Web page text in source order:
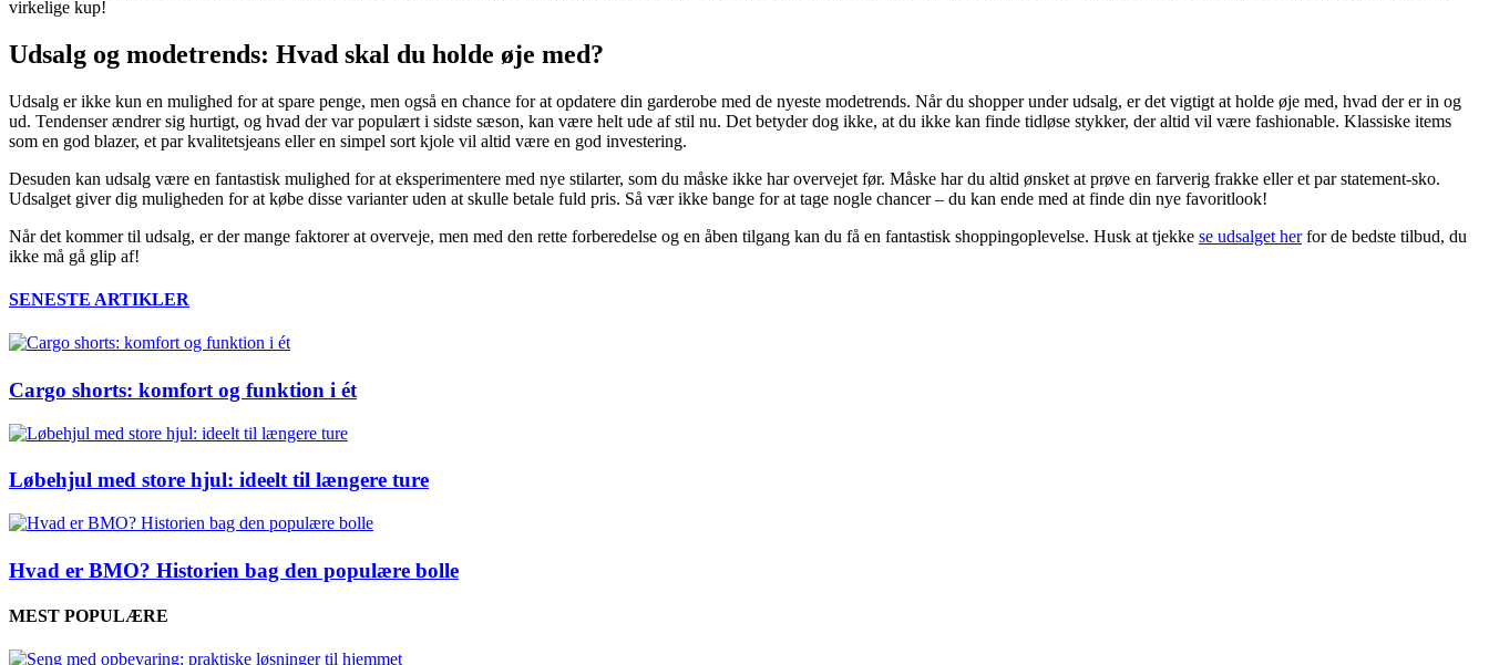
virkelige kup!
Udsalg og modetrends: Hvad skal du holde øje med?
Udsalg er ikke kun en mulighed for at spare penge, men også en chance for at opdatere din garderobe med de nyeste modetrends. Når du shopper under udsalg, er det vigtigt at holde øje med, hvad der er in og
ud. Tendenser ændrer sig hurtigt, og hvad der var populært i sidste sæson, kan være helt ude af stil nu. Det betyder dog ikke, at du ikke kan finde tidløse stykker, der altid vil være fashionable. Klassiske items
som en god blazer, et par kvalitetsjeans eller en simpel sort kjole vil altid være en god investering.
Desuden kan udsalg være en fantastisk mulighed for at eksperimentere med nye stilarter, som du måske ikke har overvejet før. Måske har du altid ønsket at prøve en farverig frakke eller et par statement-sko.
Udsalget giver dig muligheden for at købe disse varianter uden at skulle betale fuld pris. Så vær ikke bange for at tage nogle chancer – du kan ende med at finde din nye favoritlook!
Når det kommer til udsalg, er der mange faktorer at overveje, men med den rette forberedelse og en åben tilgang kan du få en fantastisk shoppingoplevelse. Husk at tjekke se udsalget herfor de bedste tilbud, du
ikke må gå glip af!
SENESTE ARTIKLER
Cargo shorts: komfort og funktion i ét
Løbehjul med store hjul: ideelt til længere ture
Hvad er BMO? Historien bag den populære bolle
MEST POPULÆRE